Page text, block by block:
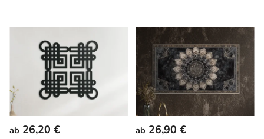
ab 26,20 € ab 26,90 €